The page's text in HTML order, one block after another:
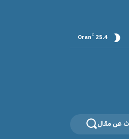
25.4
C
Oran
عن مقال